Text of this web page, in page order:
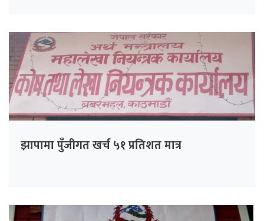
झापामा पुँजीगत खर्च ५१ प्रतिशत मात्र